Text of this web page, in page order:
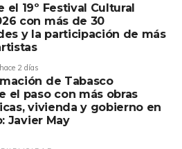
e incluso las comunidades
Caravanas Terrestres y
Atención al Pueblo, así como
Mexicanos.
radiográfico mediante el uso
mastógrafo, que se
el 19º Festival Cultural
con más de 30
y la participación de más
hace 2 días
de Tabasco
el paso con más obras
vivienda y gobierno en
Javier May